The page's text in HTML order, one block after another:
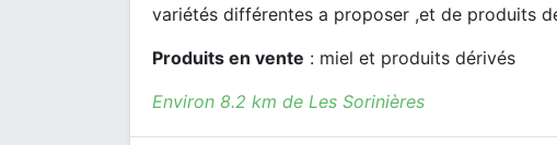
variétés différentes a proposer ,et de produits
Produits en vente : miel et produits dérivés
Environ 8.2 km de Les Sorinières